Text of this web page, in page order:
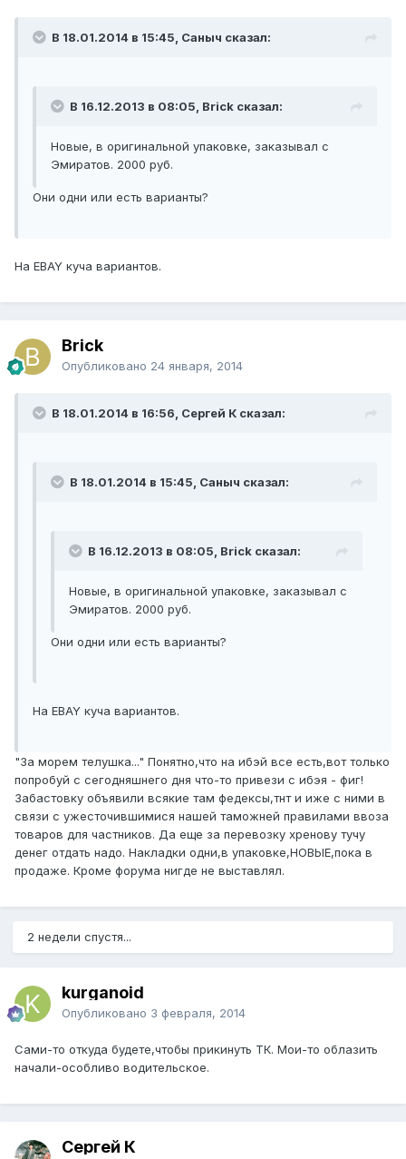
В 18.01.2014 в 15:45, Саныч сказал:
В 16.12.2013 в 08:05, Brick сказал:
Новые, в оригинальной упаковке, заказывал с
Эмиратов. 2000 руб.
Они одни или есть варианты?
На EBAY куча вариантов.
Brick
Опубликовано 24 января, 2014
В 18.01.2014 в 16:56, Сергей К сказал:
В 18.01.2014 в 15:45, Саныч сказал:
В 16.12.2013 в 08:05, Brick сказал:
Новые, в оригинальной упаковке, заказывал с
Эмиратов. 2000 руб.
Они одни или есть варианты?
На EBAY куча вариантов.
"За морем телушка..." Понятно,что на ибэй все есть,вот только
попробуй с сегодняшнего дня что-то привези с ибэя - фиг!
Забастовку объявили всякие там федексы,тнт и иже с ними в
связи с ужесточившимися нашей таможней правилами ввоза
товаров для частников. Да еще за перевозку хренову тучу
денег отдать надо. Накладки одни,в упаковке,НОВЫЕ,пока в
продаже. Кроме форума нигде не выставлял.
2 недели спустя...
kurganoid
Опубликовано 3 февраля, 2014
Сами-то откуда будете,чтобы прикинуть ТК. Мои-то облазить
начали-особливо водительское.
Сергей К